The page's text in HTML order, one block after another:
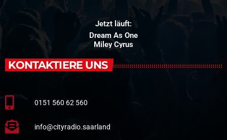
Jetzt läuft:
Dream As One
Miley Cyrus
KONTAKTIERE UNS
0151 560 62 560
info@cityradio.saarland